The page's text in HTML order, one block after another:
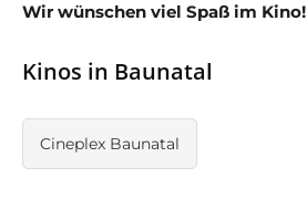
Wir wünschen viel Spaß im Kino!
Kinos in Baunatal
Cineplex Baunatal